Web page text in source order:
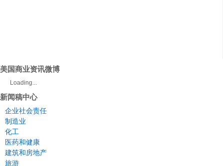
美国商业资讯微博
Loading...
新闻稿中心
企业社会责任
制造业
化工
医药和健康
建筑和房地产
旅游